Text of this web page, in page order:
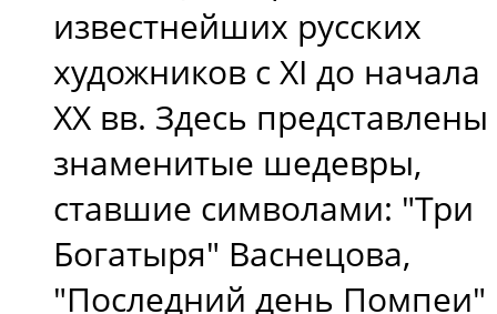
известнейших русских
художников с XI до начала
XX вв. Здесь представлены
знаменитые шедевры,
ставшие символами: "Три
Богатыря" Васнецова,
"Последний день Помпеи"